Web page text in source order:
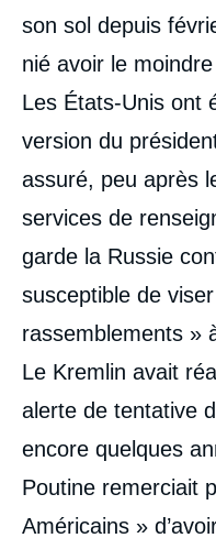
son sol depuis
nié avoir le
Les États-Unis ont
version du
assuré, peu après
services de
garde la Russie
susceptible de
rassemblements »
Le Kremlin avait
alerte de tentative
encore quelques
Poutine remerciait
Américains »